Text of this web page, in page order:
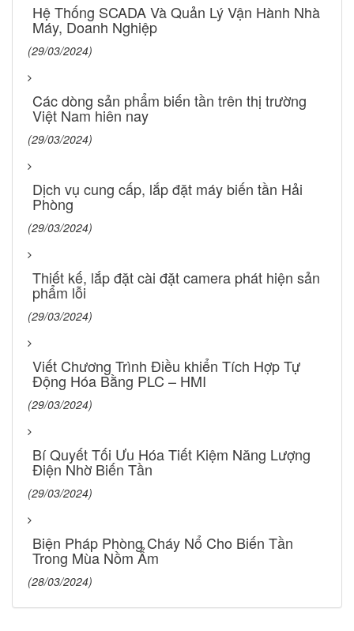
Hệ Thống SCADA Và Quản Lý Vận Hành Nhà
Máy, Doanh Nghiệp
(29/03/2024)
Các dòng sản phẩm biến tần trên thị trường
Việt Nam hiên nay
(29/03/2024)
Dịch vụ cung cấp, lắp đặt máy biến tần Hải
Phòng
(29/03/2024)
Thiết kế, lắp đặt cài đặt camera phát hiện sản
phẩm lỗi
(29/03/2024)
Viết Chương Trình Điều khiển Tích Hợp Tự
Động Hóa Bằng PLC – HMI
(29/03/2024)
Bí Quyết Tối Ưu Hóa Tiết Kiệm Năng Lượng
Điện Nhờ Biến Tần
(29/03/2024)
Biện Pháp Phòng Cháy Nổ Cho Biến Tần
Trong Mùa Nồm Ẩm
(28/03/2024)